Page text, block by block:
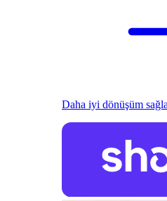
Daha iyi dönüşüm